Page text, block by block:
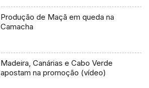
Produção de Maçã em queda na
Camacha
Madeira, Canárias e Cabo Verde
apostam na promoção (vídeo)